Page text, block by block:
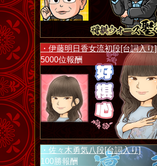
・伊藤明日香女流初段[台詞入り]
5000位報酬
・佐々木勇気八段[台詞入り]
100勝報酬